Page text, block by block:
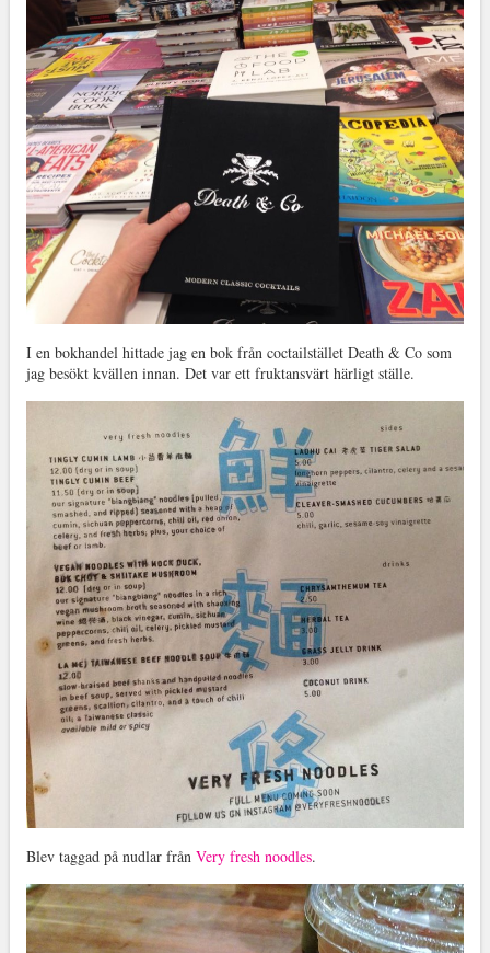
I en bokhandel hittade jag en bok från coctailstället Death & Co som
jag besökt kvällen innan. Det var ett fruktansvärt härligt ställe.
Blev taggad på nudlar från Very fresh noodles.